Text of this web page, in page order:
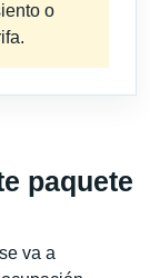
o
paquete
va a